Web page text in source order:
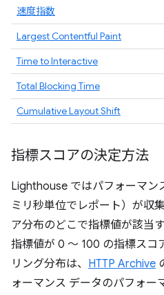
速度指数
Largest Contentful Paint
Time to Interactive
Total Blocking Time
Cumulative Layout Shift
指標スコアの決定方法
Lighthouse ではパフォーマン
ミリ秒単位でレポート）が収
ア分布のどこで指標値が該当
指標値が 0 ～ 100 の指標スコ
リング分布は、 HTTP Archive
ォーマンス データのパフォー